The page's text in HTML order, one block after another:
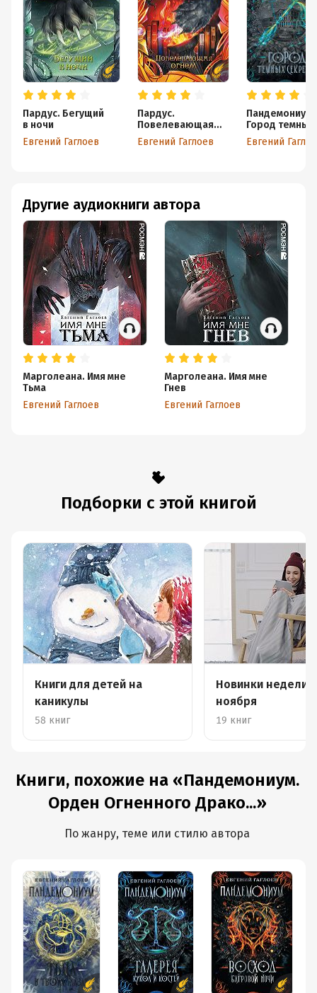
герой. Но я все же рада, ведь он оставался даже в этом
деле вместе с Лизой, которая была напугана такой
ответственностью.
По итогу мне безумно понравилась вся эта история. И я
определенно буду ее всем советовать❤❤❤
Пардус. Бегущий
в ночи
Евгений Гаглоев
Пардус.
Повелевающая
огнем
Евгений Гаглоев
Пандемониум.
Город темных
секретов
Евгений
Другие аудиокниги автора
Марголеана. Имя мне
Тьма
Евгений Гаглоев
Марголеана. Имя мне
Гнев
Евгений Гаглоев
Подборки с этой книгой
Книги для детей на
каникулы
58 книг
Новинки недели
ноября
19 книг
Книги, похожие на «Пандемониум.
Орден Огненного Драко...»
По жанру, теме или стилю автора